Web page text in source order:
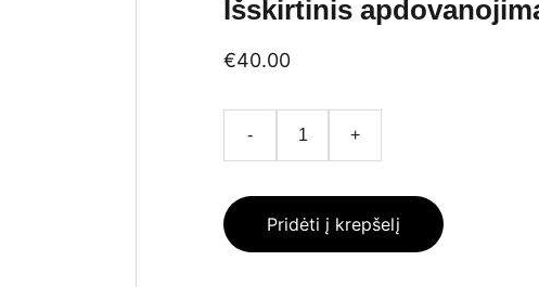
Išskirtinis
€40.00
- +
Pridėti į krepšelį